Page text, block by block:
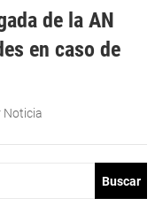
de la AN
en caso de
Noticia